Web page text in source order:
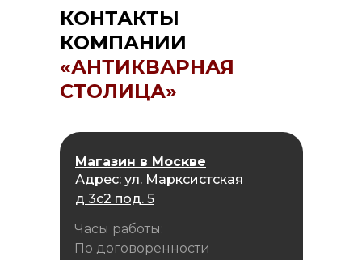
КОНТАКТЫ
КОМПАНИИ
«АНТИКВАРНАЯ
СТОЛИЦА»
Магазин в Москве
Адрес: ул. Марксистская
д 3с2 под. 5
Часы работы:
По договоренности